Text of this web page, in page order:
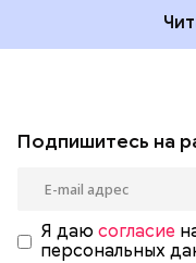
Подпишитесь на
Я даю согласие
персональных